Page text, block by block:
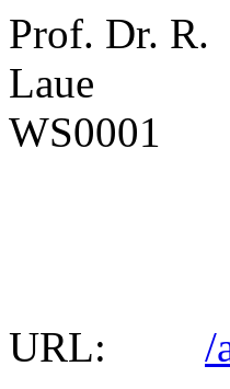
Prof. Dr. R.
WS0001
URL: /